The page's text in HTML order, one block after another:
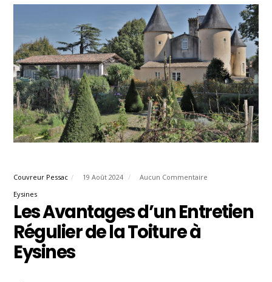
Couvreur Pessac 19 Août 2024
Aucun Commentaire
Eysines
Les Avantages d’un Entretien
Régulier de la Toiture à
Eysines